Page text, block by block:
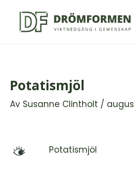
innehåll
Potatismjöl
Av Susanne Clintholt /
M Potatismjöl